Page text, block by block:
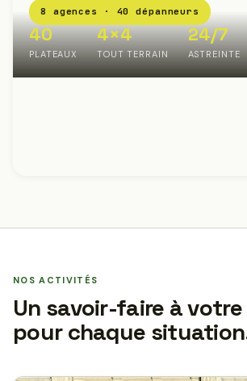
8 agences · 40 dépanneurs
40
PLATEAUX
4×4
TOUT TERRAIN
24/7
ASTREINTE
NOS ACTIVITÉS
Un savoir-faire à
pour chaque